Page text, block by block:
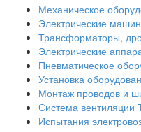
Механическое
Электрические
Трансформаторы,
Электрические
Пневматическое
Установка
Монтаж проводов и
Система вентиляции
Испытания